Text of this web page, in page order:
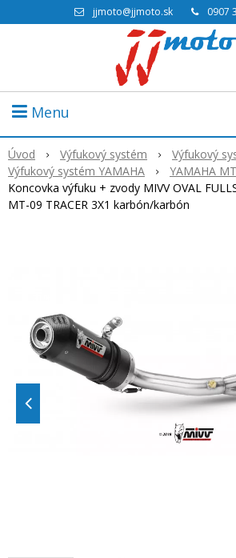
jjmoto@jjmoto.sk 0907
Menu
Úvod Výfukový systém
Výfukový
Výfukový systém YAMAHA
YAMAHA
Koncovka výfuku + zvody MIVV OVAL
MT-09 TRACER 3X1 karbón/karbón